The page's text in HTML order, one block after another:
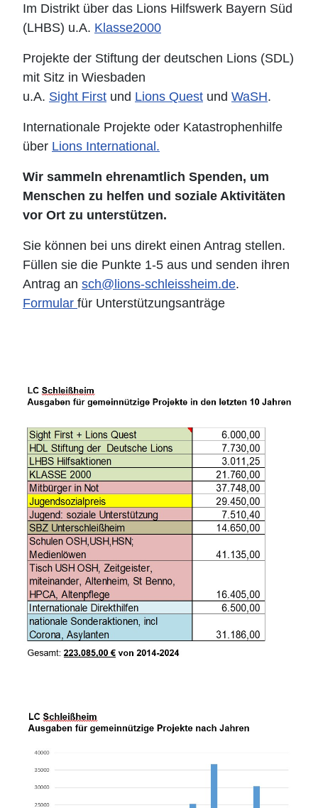
Im Distrikt über das Lions Hilfswerk Bayern Süd
(LHBS) u.A. Klasse2000
Projekte der Stiftung der deutschen Lions (SDL)
mit Sitz in Wiesbaden
u.A. Sight First und Lions Quest und WaSH.
Internationale Projekte oder Katastrophenhilfe
über Lions International.
Wir sammeln ehrenamtlich Spenden, um
Menschen zu helfen und soziale Aktivitäten
vor Ort zu unterstützen.
Sie können bei uns direkt einen Antrag stellen.
Füllen sie die Punkte 1-5 aus und senden ihren
Antrag an sch@lions-schleissheim.de.
Formular für Unterstützungsanträge